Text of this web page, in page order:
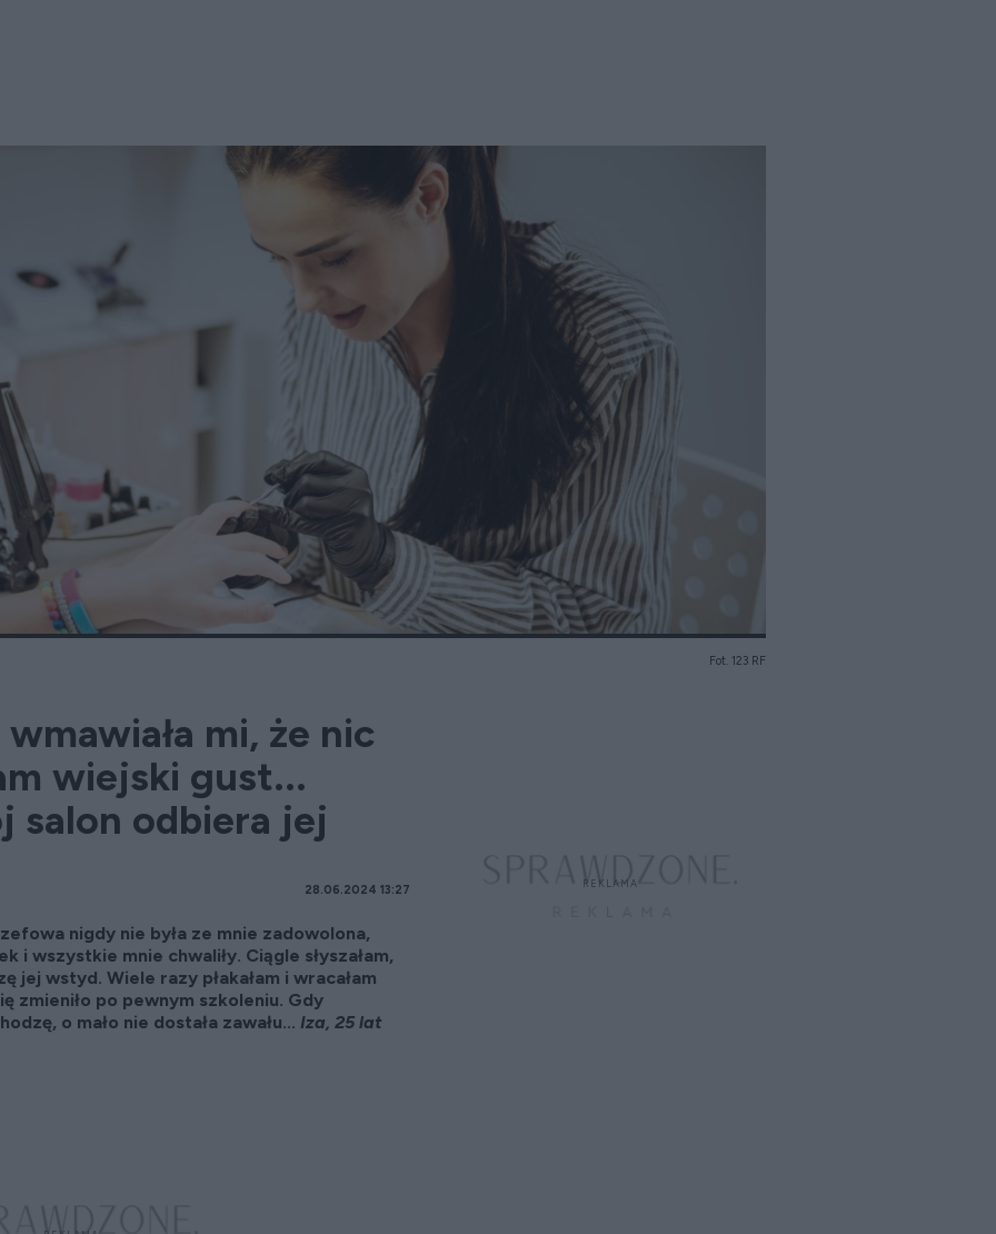
Fot. 123 RF
mi, że nic
wiejski gust...
salon odbiera jej
28.06.2024 13:27
nigdy nie była ze mnie zadowolona,
i wszystkie mnie chwaliły. Ciągle słyszałam,
jej wstyd. Wiele razy płakałam i wracałam
zmieniło po pewnym szkoleniu. Gdy
o mało nie dostała zawału... Iza, 25 lat